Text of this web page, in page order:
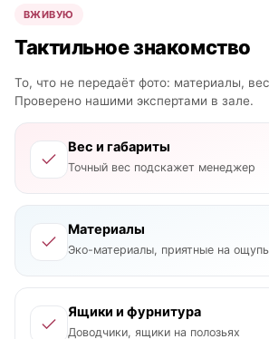
ВЖИВУЮ
Тактильное знакомство
То, что не передаёт фото: материалы,
Проверено нашими экспертами в зале.
Вес и габариты
Точный вес подскажет менеджер
Материалы
Эко-материалы, приятные на ощупь
Ящики и фурнитура
Доводчики, ящики на полозьях